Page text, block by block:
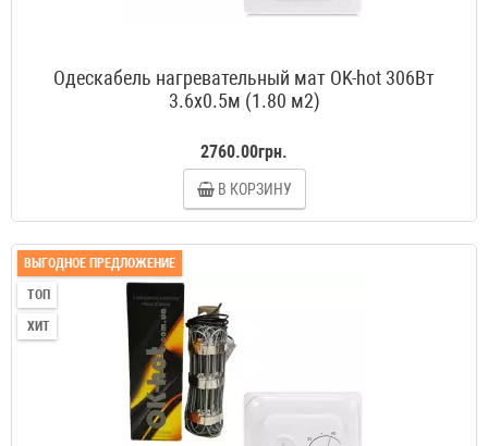
Одескабель нагревательный мат OK-hot 306Вт
3.6x0.5м (1.80 м2)
2760.00грн.
В КОРЗИНУ
ВЫГОДНОЕ ПРЕДЛОЖЕНИЕ
ТОП
ХИТ